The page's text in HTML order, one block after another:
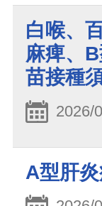
白喉、
麻痺、
苗接種
2026/
A型肝